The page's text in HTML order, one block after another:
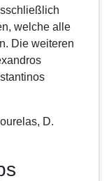
welche alle
Die weiteren
D.